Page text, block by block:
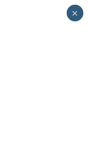
×
×